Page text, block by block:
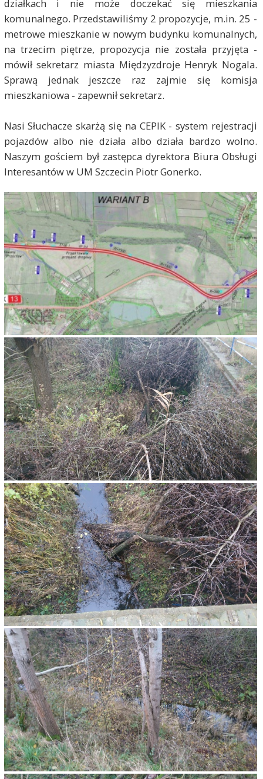
działkach i nie może doczekać się mieszkania
komunalnego. Przedstawiliśmy 2 propozycje, m.in. 25 -
metrowe mieszkanie w nowym budynku komunalnych,
na trzecim piętrze, propozycja nie została przyjęta -
mówił sekretarz miasta Międzyzdroje Henryk Nogala.
Sprawą jednak jeszcze raz zajmie się komisja
mieszkaniowa - zapewnił sekretarz.
Nasi Słuchacze skarżą się na CEPIK - system rejestracji
pojazdów albo nie działa albo działa bardzo wolno.
Naszym gościem był zastępca dyrektora Biura Obsługi
Interesantów w UM Szczecin Piotr Gonerko.